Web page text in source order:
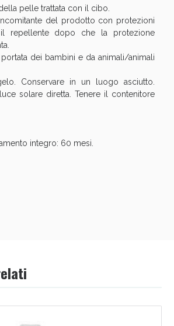
pelle trattata con il cibo.
del prodotto con protezioni
repellente dopo che la protezione
dei bambini e da animali/animali
Conservare in un luogo asciutto.
solare diretta. Tenere il contenitore
integro: 60 mesi.